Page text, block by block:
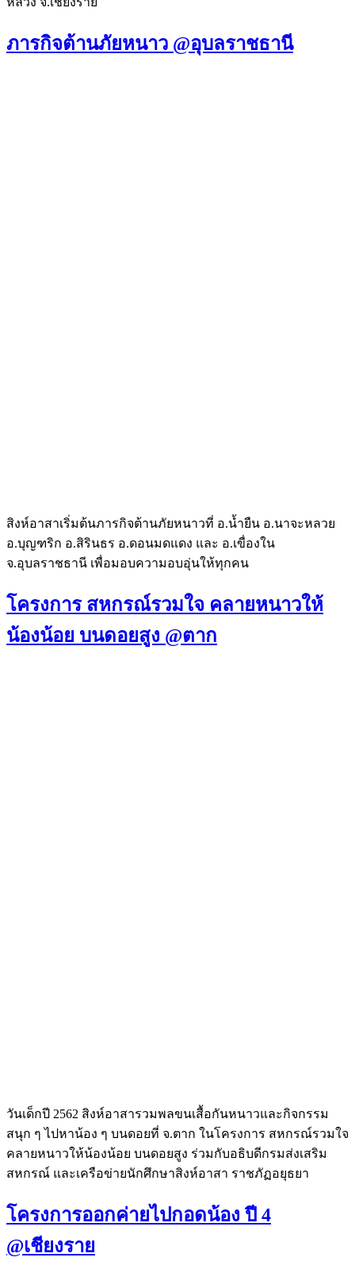
ภารกิจต้านภัยหนาว @อุบลราชธานี
สิงห์อาสาเริ่มต้นภารกิจต้านภัยหนาวที่ อ.น้ำยืน อ.นาจะหลวย
อ.บุญฑริก อ.สิรินธร อ.ดอนมดแดง และ อ.เขื่องใน
จ.อุบลราชธานี เพื่อมอบความอบอุ่นให้ทุกคน
โครงการ สหกรณ์รวมใจ คลายหนาวให้
น้องน้อย บนดอยสูง @ตาก
วันเด็กปี 2562 สิงห์อาสารวมพลขนเสื้อกันหนาวและกิจกรรม
สนุก ๆ ไปหาน้อง ๆ บนดอยที่ จ.ตาก ในโครงการ สหกรณ์รวมใจ
คลายหนาวให้น้องน้อย บนดอยสูง ร่วมกับอธิบดีกรมส่งเสริม
สหกรณ์ และเครือข่ายนักศึกษาสิงห์อาสา ราชภัฏอยุธยา
โครงการออกค่ายไปกอดน้อง ปี 4
@เชียงราย